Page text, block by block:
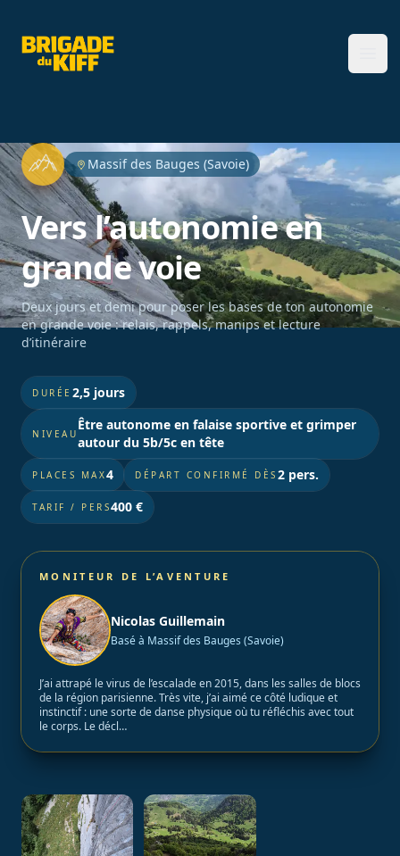
Brigade du Kiff
Massif des Bauges (Savoie)
Vers l’autonomie en
grande voie
Deux jours et demi pour poser les bases de ton autonomie
en grande voie : relais, rappels, manips et lecture
d’itinéraire
DURÉE 2,5 jours
NIVEAU
Être autonome en falaise sportive et grimper
autour du 5b/5c en tête
PLACES MAX4 DÉPART CONFIRMÉ DÈS 2 pers.
TARIF / PERS400 €
MONITEUR DE L’AVENTURE
Nicolas Guillemain
Basé à Massif des Bauges (Savoie)
J’ai attrapé le virus de l’escalade en 2015, dans les salles de blocs
de la région parisienne. Très vite, j’ai aimé ce côté ludique et
instinctif : une sorte de danse physique où tu réfléchis avec tout
le corps. Le décl…